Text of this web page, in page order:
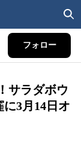
フォロー
サラダボウ
3月14日オ